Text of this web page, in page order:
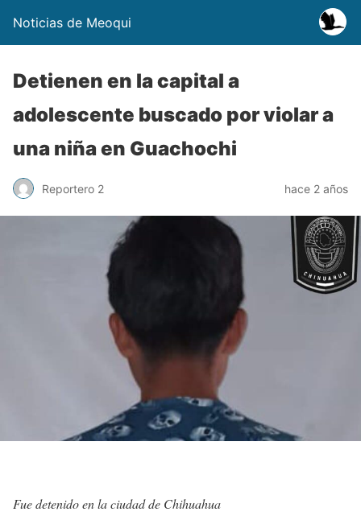
Noticias de Meoqui
Detienen en la capital a
adolescente buscado por violar a
una niña en Guachochi
Reportero 2 hace 2 años
Fue detenido en la ciudad de Chihuahua